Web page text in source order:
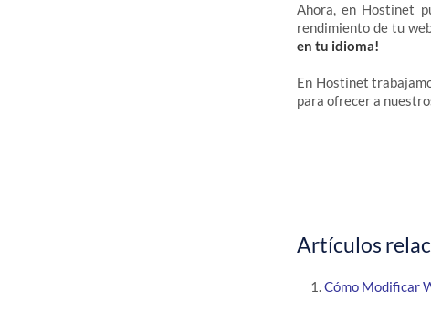
Ahora, en Hostinet
rendimiento de tu
en tu idioma!
En Hostinet
para ofrecer a
Artículos
Cómo Modificar